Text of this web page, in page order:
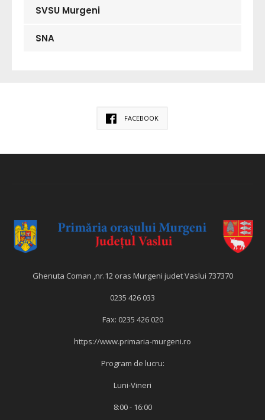
SVSU Murgeni
SNA
FACEBOOK
Ghenuta Coman ,nr.12 oras Murgeni judet Vaslui 737370
0235 426 033
Fax: 0235 426 020
https://www.primaria-murgeni.ro
Program de lucru:
Luni-Vineri
8:00 - 16:00